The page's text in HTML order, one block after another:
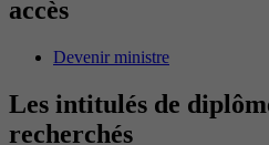
accès
Devenir ministre
Les intitulés de
recherchés